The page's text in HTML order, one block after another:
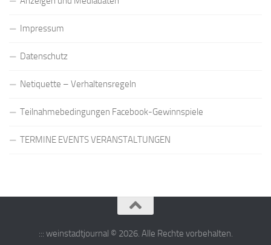
Impressum
Datenschutz
Netiquette – Verhaltensregeln
Teilnahmebedingungen Facebook-Gewinnspiele
TERMINE EVENTS VERANSTALTUNGEN
::: weinstadtjournal © 2026. Alle Rechte vorbehalten.